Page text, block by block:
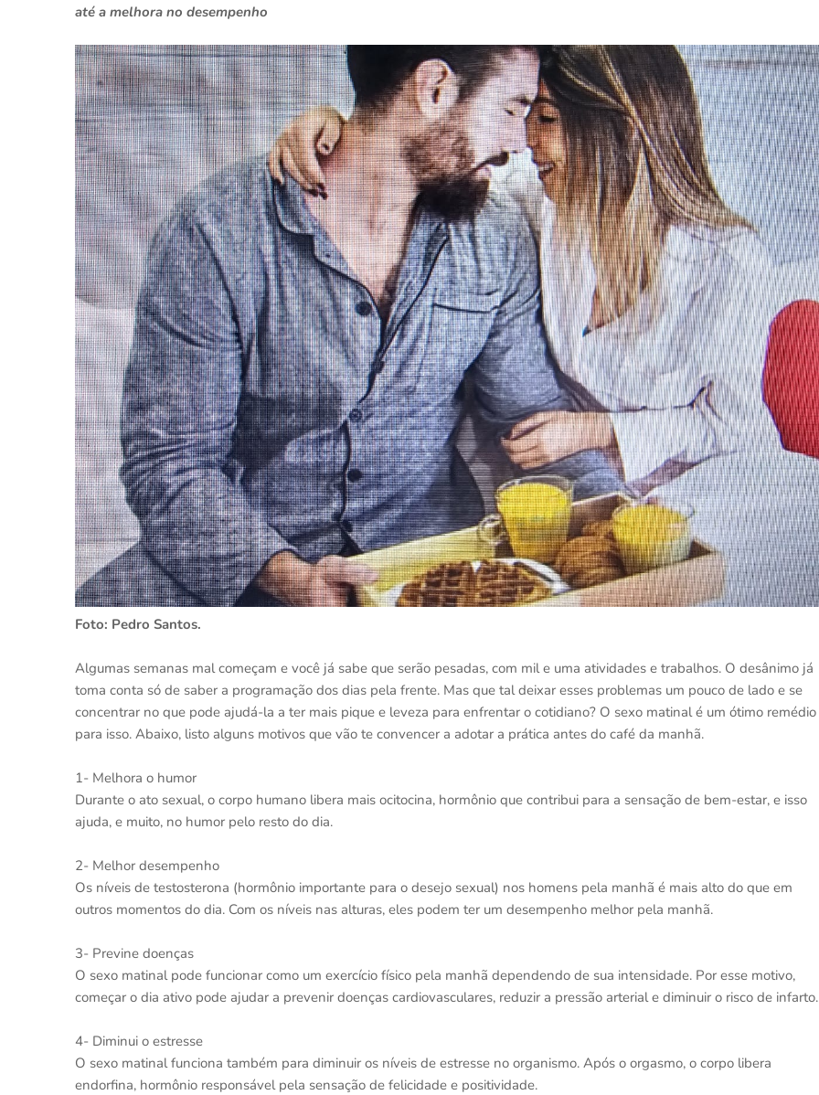
até a melhora no desempenho
Foto: Pedro Santos.
Algumas semanas mal começam e você já sabe que serão pesadas, com mil e uma atividades e trabalhos. O desânimo já
toma conta só de saber a programação dos dias pela frente. Mas que tal deixar esses problemas um pouco de lado e se
concentrar no que pode ajudá-la a ter mais pique e leveza para enfrentar o cotidiano? O sexo matinal é um ótimo remédio
para isso. Abaixo, listo alguns motivos que vão te convencer a adotar a prática antes do café da manhã.
1- Melhora o humor
Durante o ato sexual, o corpo humano libera mais ocitocina, hormônio que contribui para a sensação de bem-estar, e isso
ajuda, e muito, no humor pelo resto do dia.
2- Melhor desempenho
Os níveis de testosterona (hormônio importante para o desejo sexual) nos homens pela manhã é mais alto do que em
outros momentos do dia. Com os níveis nas alturas, eles podem ter um desempenho melhor pela manhã.
3- Previne doenças
O sexo matinal pode funcionar como um exercício físico pela manhã dependendo de sua intensidade. Por esse motivo,
começar o dia ativo pode ajudar a prevenir doenças cardiovasculares, reduzir a pressão arterial e diminuir o risco de infarto.
4- Diminui o estresse
O sexo matinal funciona também para diminuir os níveis de estresse no organismo. Após o orgasmo, o corpo libera
endorfina, hormônio responsável pela sensação de felicidade e positividade.